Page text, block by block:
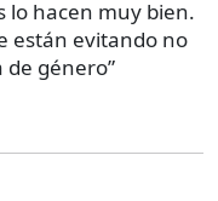
lo hacen muy bien.
están evitando no
de género”